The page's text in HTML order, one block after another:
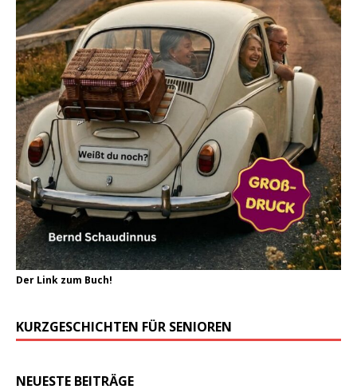
Der Link zum Buch!
KURZGESCHICHTEN FÜR SENIOREN
NEUESTE BEITRÄGE